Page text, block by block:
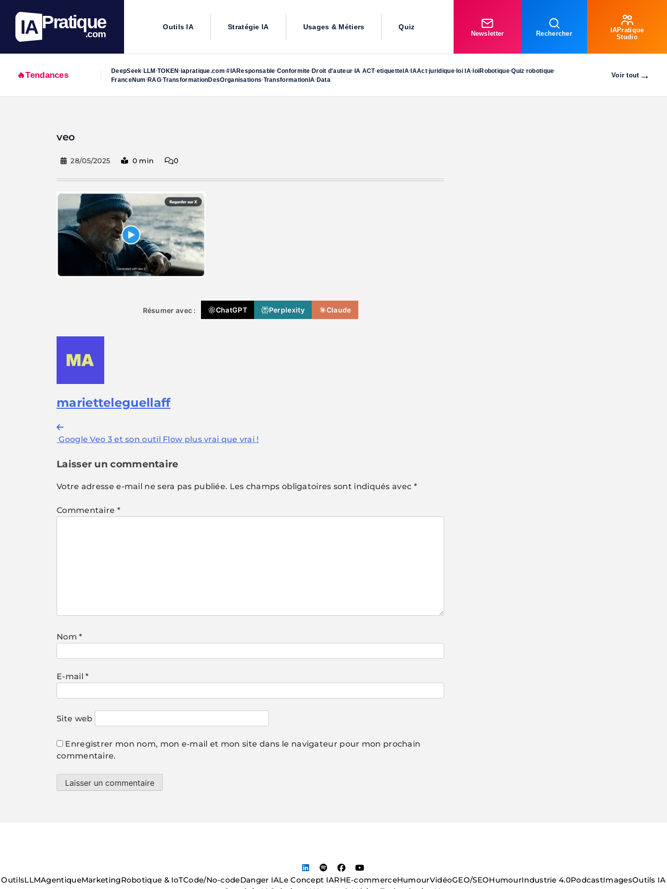
IA Pratique
.com
Outils IA Stratégie IA Usages & Métiers Quiz
Newsletter Rechercher
IAPratique
Studio
🔥Tendances DeepSeek• LLM •TOKEN•iapratique.com•#IAResponsable•Conformite• Droit d'auteur• IA ACT•etiquetteIA• IAAct•juridique• loi IA• loiRobotique•Quiz•robotique•
FranceNum • RAG•TransformationDesOrganisations•TransformationIA• Data
Voir tout→
veo
28/05/2025 0 min 0
Résumer avec : ChatGPT Perplexity Claude
marietteleguellaff
Navigation
de
l’article
Google Veo 3 et son outil Flow plus vrai que vrai !
Laisser un commentaire
Votre adresse e-mail ne sera pas publiée. Les champs obligatoires sont indiqués avec *
Commentaire *
Nom*
E-mail*
Site web
Enregistrer mon nom, mon e-mail et mon site dans le navigateur pour mon prochain
commentaire.
OutilsLLMAgentiqueMarketingRobotique & IoTCode/No-codeDanger IALe Concept IARHE-commerceHumourVidéoGEO/SEOHumourIndustrie 4.0PodcastImagesOutils IA